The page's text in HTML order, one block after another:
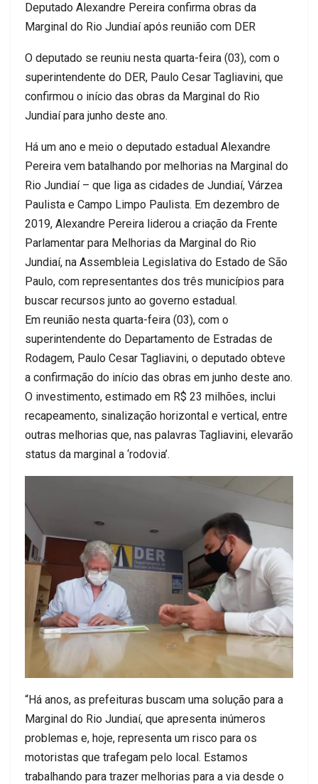
Deputado Alexandre Pereira confirma obras da
Marginal do Rio Jundiaí após reunião com DER
O deputado se reuniu nesta quarta-feira (03), com o
superintendente do DER, Paulo Cesar Tagliavini, que
confirmou o início das obras da Marginal do Rio
Jundiaí para junho deste ano.
Há um ano e meio o deputado estadual Alexandre
Pereira vem batalhando por melhorias na Marginal do
Rio Jundiaí – que liga as cidades de Jundiaí, Várzea
Paulista e Campo Limpo Paulista. Em dezembro de
2019, Alexandre Pereira liderou a criação da Frente
Parlamentar para Melhorias da Marginal do Rio
Jundiaí, na Assembleia Legislativa do Estado de São
Paulo, com representantes dos três municípios para
buscar recursos junto ao governo estadual.
Em reunião nesta quarta-feira (03), com o
superintendente do Departamento de Estradas de
Rodagem, Paulo Cesar Tagliavini, o deputado obteve
a confirmação do início das obras em junho deste ano.
O investimento, estimado em R$ 23 milhões, inclui
recapeamento, sinalização horizontal e vertical, entre
outras melhorias que, nas palavras Tagliavini, elevarão
status da marginal a ‘rodovia’.
“Há anos, as prefeituras buscam uma solução para a
Marginal do Rio Jundiaí, que apresenta inúmeros
problemas e, hoje, representa um risco para os
motoristas que trafegam pelo local. Estamos
trabalhando para trazer melhorias para a via desde o